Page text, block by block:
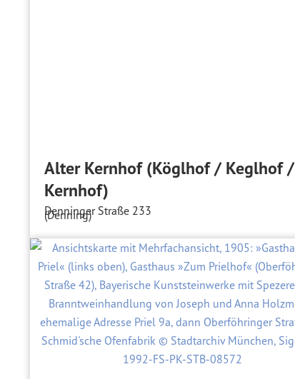
Alter Kernhof (Köglhof / Keglhof /
Kernhof)
Denninger Straße 233
(Denning)